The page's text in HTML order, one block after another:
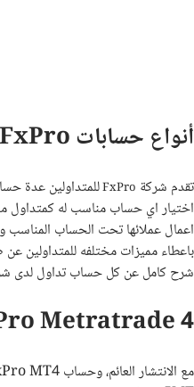
أنواع حسابات FxPro
تقدم شركة FxProللمتداولين عدة
اختيار اي حساب مناسب له كمتداول
اعمال عملائها تحت الحساب
باعطاء مميزات مختلفه للمتداولين
شرح كامل عن كل حساب تداول لدى
Metratrade 4
مع الانتشار العائم، وحساب FxPro MT4 مع الانتشار الثابت وحساب